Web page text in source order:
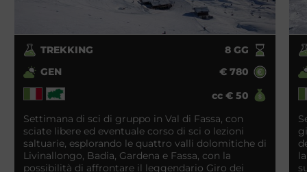
TREKKING 8 GG
GEN
€ 780
cc€ 50
Settimana di sci di gruppo in Val di Fassa, con
sciate libere ed eventuale corso di sci o lezioni
saltuarie, esplorando le quattro valli dolomitiche di
Livinallongo, Badia, Gardena e Fassa, con la
possibilità di affrontare il leggendario Giro dei